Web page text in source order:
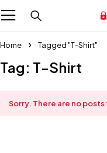
Home Tagged "T-Shirt"
Tag: T-Shirt
Sorry. There are no